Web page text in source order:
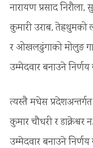
नारायण प्रसाद
कुमारी उराब, तेह्रथुमको
र ओखलढुंगाको मोलुङ
उम्मेदवार बनाउने निर्णय
त्यस्तै मधेस प्रदेशअन्तर्गत
कुमार चौधरी र
उम्मेदवार बनाउने